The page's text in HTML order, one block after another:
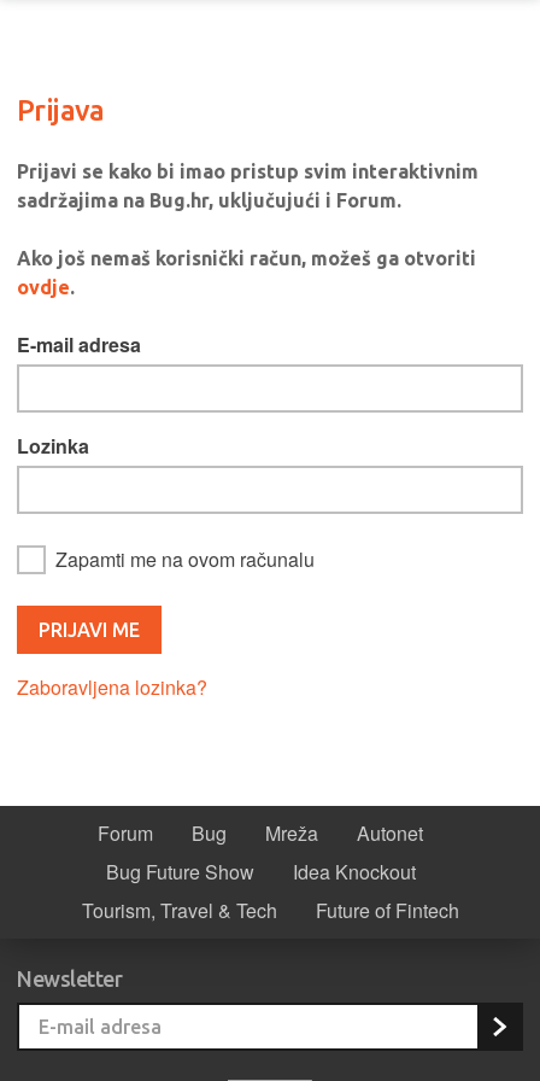
Prijava
Prijavi se kako bi imao pristup svim interaktivnim
sadržajima na Bug.hr, uključujući i Forum.
Ako još nemaš korisnički račun, možeš ga otvoriti
ovdje.
E-mail adresa
Lozinka
Zapamti me na ovom računalu
Zaboravljena lozinka?
Forum Bug Mreža
Autonet
Bug Future Show
Idea Knockout
Tourism, Travel & Tech
Future of Fintech
Newsletter